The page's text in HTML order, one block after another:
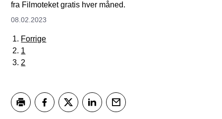
fra Filmoteket gratis hver måned.
08.02.2023
Forrige
1
2